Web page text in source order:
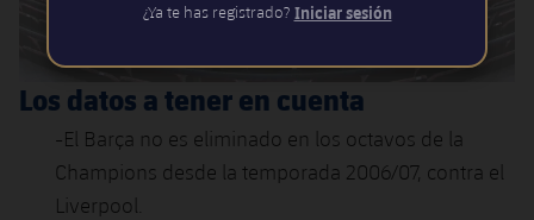
¿Ya te has registrado? Iniciar sesión
Los datos a tener en cuenta
-El Barça no es eliminado en los octavos de la
Champions desde la temporada 2006/07, contra el
Liverpool.